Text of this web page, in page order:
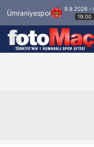
Ümraniyespor
8.8.2026 - Cum
19:00